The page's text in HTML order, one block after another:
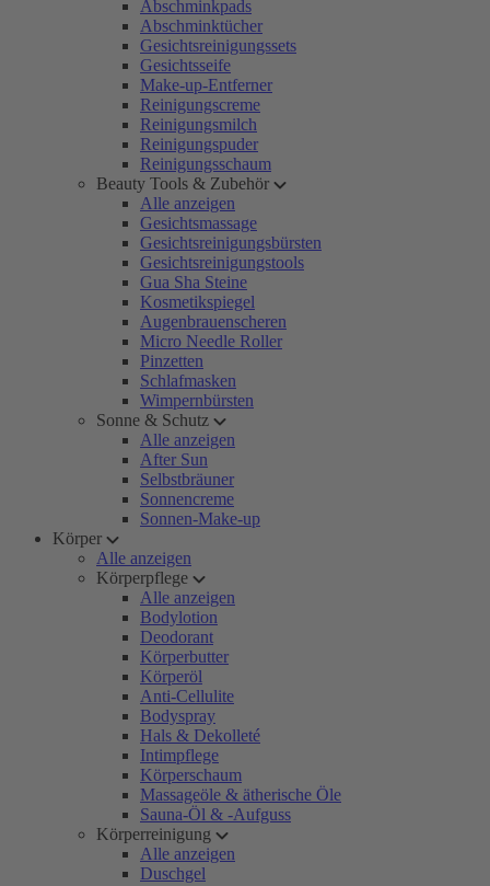
Abschminkpads
Abschminktücher
Gesichtsreinigungssets
Gesichtsseife
Make-up-Entferner
Reinigungscreme
Reinigungsmilch
Reinigungspuder
Reinigungsschaum
Beauty Tools & Zubehör
Alle anzeigen
Gesichtsmassage
Gesichtsreinigungsbürsten
Gesichtsreinigungstools
Gua Sha Steine
Kosmetikspiegel
Augenbrauenscheren
Micro Needle Roller
Pinzetten
Schlafmasken
Wimpernbürsten
Sonne & Schutz
Alle anzeigen
After Sun
Selbstbräuner
Sonnencreme
Sonnen-Make-up
Körper
Alle anzeigen
Körperpflege
Alle anzeigen
Bodylotion
Deodorant
Körperbutter
Körperöl
Anti-Cellulite
Bodyspray
Hals & Dekolleté
Intimpflege
Körperschaum
Massageöle & ätherische Öle
Sauna-Öl & -Aufguss
Körperreinigung
Alle anzeigen
Duschgel